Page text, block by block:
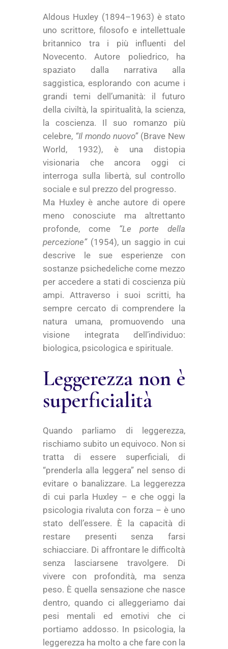
Aldous Huxley (1894–1963) è stato
uno scrittore, filosofo e intellettuale
britannico tra i più influenti del
Novecento. Autore poliedrico, ha
spaziato dalla narrativa alla
saggistica, esplorando con acume i
grandi temi dell’umanità: il futuro
della civiltà, la spiritualità, la scienza,
la coscienza. Il suo romanzo più
celebre, “Il mondo nuovo”(Brave New
World, 1932), è una distopia
visionaria che ancora oggi ci
interroga sulla libertà, sul controllo
sociale e sul prezzo del progresso.
Ma Huxley è anche autore di opere
meno conosciute ma altrettanto
profonde, come “Le porte della
percezione”(1954), un saggio in cui
descrive le sue esperienze con
sostanze psichedeliche come mezzo
per accedere a stati di coscienza più
ampi. Attraverso i suoi scritti, ha
sempre cercato di comprendere la
natura umana, promuovendo una
visione integrata dell’individuo:
biologica, psicologica e spirituale.
Leggerezza non è
superficialità
Quando parliamo di leggerezza,
rischiamo subito un equivoco. Non si
tratta di essere superficiali, di
“prenderla alla leggera” nel senso di
evitare o banalizzare. La leggerezza
di cui parla Huxley – e che oggi la
psicologia rivaluta con forza – è uno
stato dell’essere. È la capacità di
restare presenti senza farsi
schiacciare. Di affrontare le difficoltà
senza lasciarsene travolgere. Di
vivere con profondità, ma senza
peso. È quella sensazione che nasce
dentro, quando ci alleggeriamo dai
pesi mentali ed emotivi che ci
portiamo addosso. In psicologia, la
leggerezza ha molto a che fare con la